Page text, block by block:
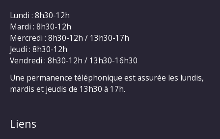
Lundi : 8h30-12h
Mardi : 8h30-12h
Mercredi : 8h30-12h / 13h30-17h
Jeudi : 8h30-12h
Vendredi : 8h30-12h / 13h30-16h30
Une permanence téléphonique est assurée les lundis,
mardis et jeudis de 13h30 à 17h.
Liens